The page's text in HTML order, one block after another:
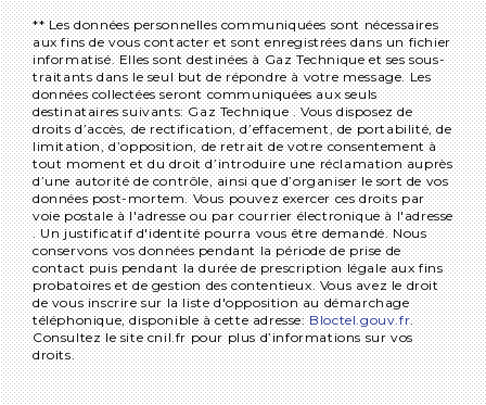
** Les données personnelles communiquées sont nécessaires
aux fins de vous contacter et sont enregistrées dans un fichier
informatisé. Elles sont destinées à Gaz Technique et ses sous-
traitants dans le seul but de répondre à votre message. Les
données collectées seront communiquées aux seuls
destinataires suivants: Gaz Technique . Vous disposez de
droits d’accès, de rectification, d’effacement, de portabilité, de
limitation, d’opposition, de retrait de votre consentement à
tout moment et du droit d’introduire une réclamation auprès
d’une autorité de contrôle, ainsi que d’organiser le sort de vos
données post-mortem. Vous pouvez exercer ces droits par
voie postale à l'adresse ou par courrier électronique à l'adresse
. Un justificatif d'identité pourra vous être demandé. Nous
conservons vos données pendant la période de prise de
contact puis pendant la durée de prescription légale aux fins
probatoires et de gestion des contentieux. Vous avez le droit
de vous inscrire sur la liste d'opposition au démarchage
téléphonique, disponible à cette adresse:Bloctel.gouv.fr.
Consultez le site cnil.fr pour plus d’informations sur vos
droits.